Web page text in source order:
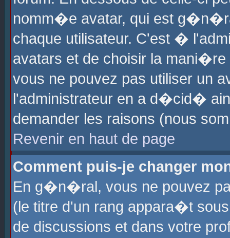
nomm�e avatar, qui est
chaque utilisateur. C'est �
avatars et de choisir la
vous ne pouvez pas utiliser un
l'administrateur en a d�cid�
demander les raisons (nous
Revenir en haut de page
Comment puis-je changer
En g�n�ral, vous ne pouvez
(le titre d'un rang appara�t
de discussions et dans votre